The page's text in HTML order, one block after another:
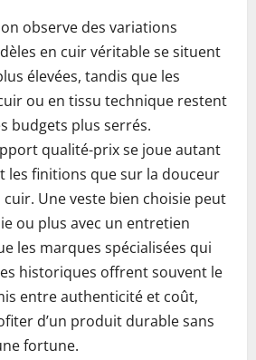
observe des variations
en cuir véritable se situent
élevées, tandis que les
ou en tissu technique restent
budgets plus serrés.
qualité-prix se joue autant
les finitions que sur la douceur
Une veste bien choisie peut
ou plus avec un entretien
les marques spécialisées qui
historiques offrent souvent le
entre authenticité et coût,
d’un produit durable sans
fortune.